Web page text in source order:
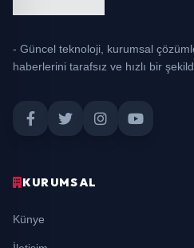
- Güncel teknoloji, kurumsal
haberlerini tarafsız ve hızlı bir
KURUMSAL
Künye